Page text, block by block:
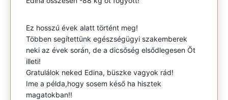
Ez hosszú évek alatt történt meg!
Többen segítettünk egészségügyi szakemberek
neki az évek során, de a dicsőség elsődlegesen Őt
illeti!
Gratulálok neked Edina, büszke vagyok rád!
Ime a példa,hogy sosem késő ha hisztek
magatokban!!